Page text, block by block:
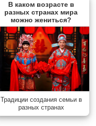
В каком возрасте в
разных странах мира
можно жениться?
Традиции создания семьи в
разных странах